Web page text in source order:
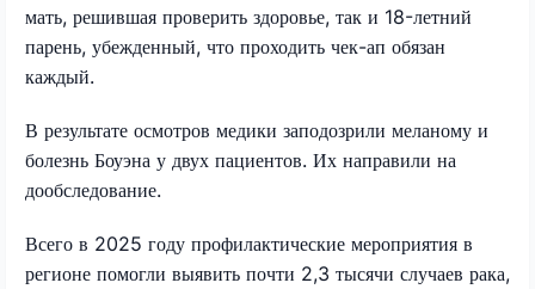
мать, решившая проверить здоровье, так и 18-летний
парень, убежденный, что проходить чек-ап обязан
каждый.
В результате осмотров медики заподозрили меланому и
болезнь Боуэна у двух пациентов. Их направили на
дообследование.
Всего в 2025 году профилактические мероприятия в
регионе помогли выявить почти 2,3 тысячи случаев рака,